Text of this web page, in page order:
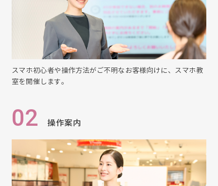
スマホ初心者や操作方法がご不明なお客様向けに、スマホ教
室を開催します。
02 操作案内